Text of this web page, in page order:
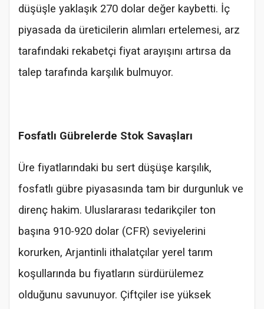
düşüşle yaklaşık 270 dolar değer kaybetti. İç
piyasada da üreticilerin alımları ertelemesi, arz
tarafındaki rekabetçi fiyat arayışını artırsa da
talep tarafında karşılık bulmuyor.
Fosfatlı Gübrelerde Stok Savaşları
Üre fiyatlarındaki bu sert düşüşe karşılık,
fosfatlı gübre piyasasında tam bir durgunluk ve
direnç hakim. Uluslararası tedarikçiler ton
başına 910-920 dolar (CFR) seviyelerini
korurken, Arjantinli ithalatçılar yerel tarım
koşullarında bu fiyatların sürdürülemez
olduğunu savunuyor. Çiftçiler ise yüksek